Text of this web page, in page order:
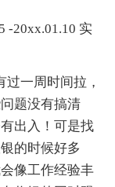
20xx.01.10 实
一周时间拉，
题没有搞清
出入！可是找
的时候好多
像工作经验丰